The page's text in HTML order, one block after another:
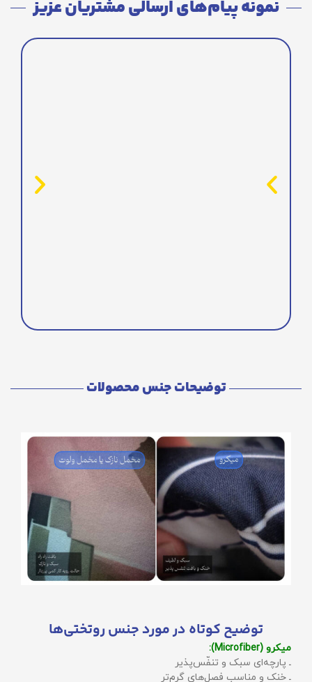
نمونه پیام‌های ارسالی مشتریان عزیز
توضیحات جنس محصولات
توضیح کوتاه در مورد جنس روتختی‌ها
میکرو (Microfiber):
ـ پارچه‌ای سبک و تنفّس‌پذیر
ـ خنک و مناسب فصل‌های گرم‌تر